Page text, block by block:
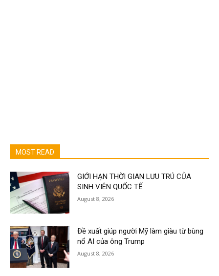
MOST READ
GIỚI HẠN THỜI GIAN LƯU TRÚ CỦA
SINH VIÊN QUỐC TẾ
August 8, 2026
Đề xuất giúp người Mỹ làm giàu từ bùng
nổ AI của ông Trump
August 8, 2026